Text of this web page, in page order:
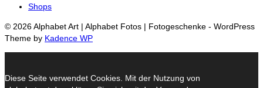
Shops
© 2026 Alphabet Art | Alphabet Fotos | Fotogeschenke - WordPress
Theme by Kadence WP
Diese Seite verwendet Cookies. Mit der Nutzung von